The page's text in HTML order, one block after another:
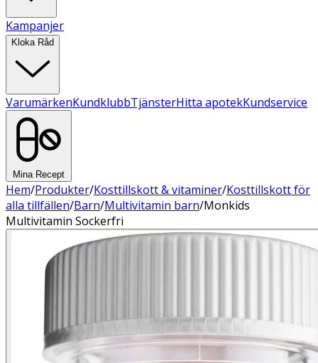
Kampanjer
Kloka Råd
VarumärkenKundklubbTjänsterHitta apotekKundservice
Mina Recept
Hem/Produkter/Kosttillskott & vitaminer/Kosttillskott för
alla tillfällen/Barn/Multivitamin barn/Monkids
Multivitamin Sockerfri